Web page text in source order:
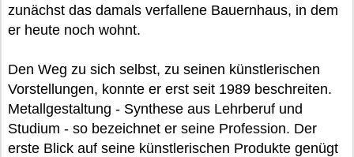
zunächst das damals verfallene Bauernhaus, in dem
er heute noch wohnt.
Den Weg zu sich selbst, zu seinen künstlerischen
Vorstellungen, konnte er erst seit 1989 beschreiten.
Metallgestaltung - Synthese aus Lehrberuf und
Studium - so bezeichnet er seine Profession. Der
erste Blick auf seine künstlerischen Produkte genügt